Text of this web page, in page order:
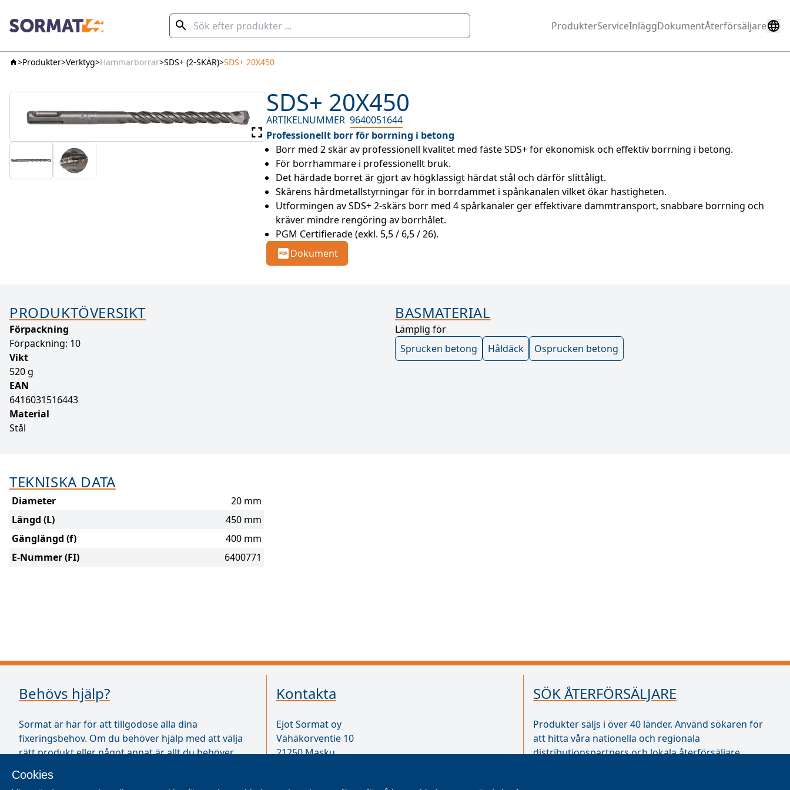
Cookies
ProdukterServiceInläggDokumentÅterförsäljare
Produkter Verktyg Hammarborrar SDS+ (2-SKÄR) SDS+ 20X450
SDS+ 20X450
ARTIKELNUMMER 9640051644
Professionellt borr för borrning i betong
Borr med 2 skär av professionell kvalitet med fäste SDS+ för ekonomisk och effektiv borrning i betong.
För borrhammare i professionellt bruk.
Det härdade borret är gjort av högklassigt härdat stål och därför slittåligt.
Skärens hårdmetallstyrningar för in borrdammet i spånkanalen vilket ökar hastigheten.
Utformingen av SDS+ 2-skärs borr med 4 spårkanaler ger effektivare dammtransport, snabbare borrning och
kräver mindre rengöring av borrhålet.
PGM Certifierade (exkl. 5,5 / 6,5 / 26).
Dokument
PRODUKTÖVERSIKT
Förpackning
Förpackning: 10
Vikt
520 g
EAN
6416031516443
Material
Stål
BASMATERIAL
Lämplig för
Sprucken betong
Håldäck Osprucken betong
TEKNISKA DATA
Diameter
20 mm
Längd (L)
450 mm
Gänglängd (f)
400 mm
E-Nummer (FI)
6400771
Behövs hjälp?
Sormat är här för att tillgodose alla dina
fixeringsbehov. Om du behöver hjälp med att välja
rätt produkt eller något annat är allt du behöver
Kontakta
Ejot Sormat oy
Vähäkorventie 10
21250 Masku
SÖK ÅTERFÖRSÄLJARE
Produkter säljs i över 40 länder. Använd sökaren för
att hitta våra nationella och regionala
distributionspartners och lokala återförsäljare.